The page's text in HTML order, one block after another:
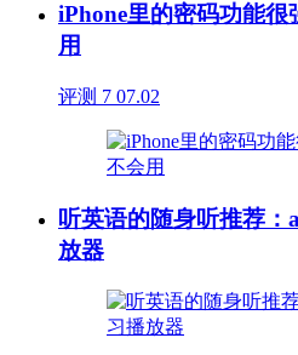
iPhone里的密码功能
用
评测 7 07.02
听英语的随身听推荐
放器